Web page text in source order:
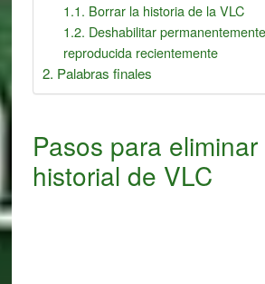
Borrar la historia de la VLC
Deshabilitar
reproducida recientemente
Palabras finales
Pasos para eliminar
historial de VLC